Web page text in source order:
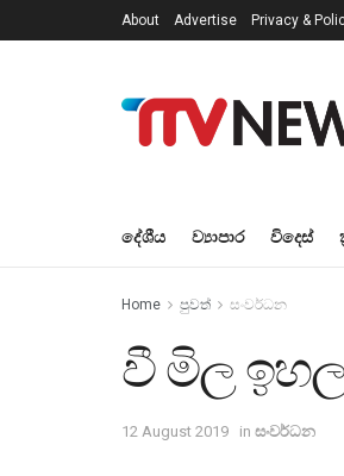
About Advertise Privacy &
දේශීය ව්‍යාපාර විදෙස්
Home පුවත් සංවර්ධන
වී මිල
12 August 2019 in සංවර්ධන